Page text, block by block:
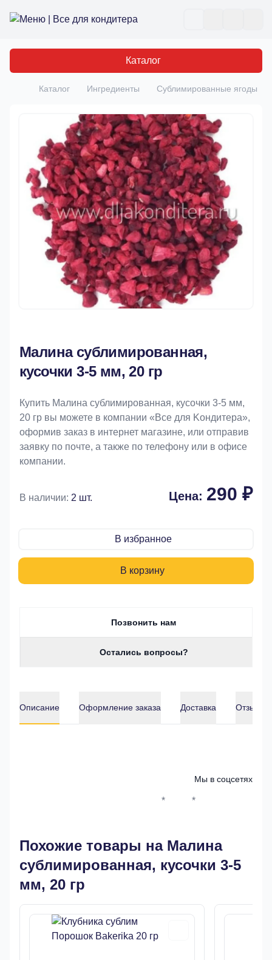
Все для кондитера
Каталог
Главная
Каталог Ингредиенты Сублимированные ягоды
Малина сублимированная,
кусочки 3-5 мм, 20 гр
Купить Малина сублимированная, кусочки 3-5 мм,
20 гр вы можете в компании «Bce для Koндитeрa»,
оформив заказ в интернет магазине, или отправив
заявку по почте, а также по телефону или в офисе
компании.
В наличии: 2 шт. Цена: 290 ₽
В избранное
В корзину
Позвонить нам
Остались вопросы?
Описание Оформление заказа Доставка Отзывы
Мы в соцсетях
* *
Похожие товары на Малина
сублимированная, кусочки 3-5
мм, 20 гр